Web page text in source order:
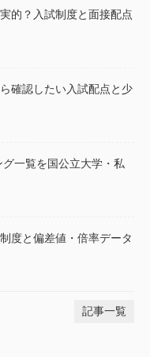
的？入試制度と面接配点
確認したい入試配点と少
グ一覧を国公立大学・私
度と偏差値・倍率データ
記事一覧